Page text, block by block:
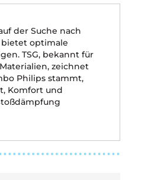
der Suche nach
bietet optimale
TSG, bekannt für
zeichnet
Philips stammt,
Komfort und